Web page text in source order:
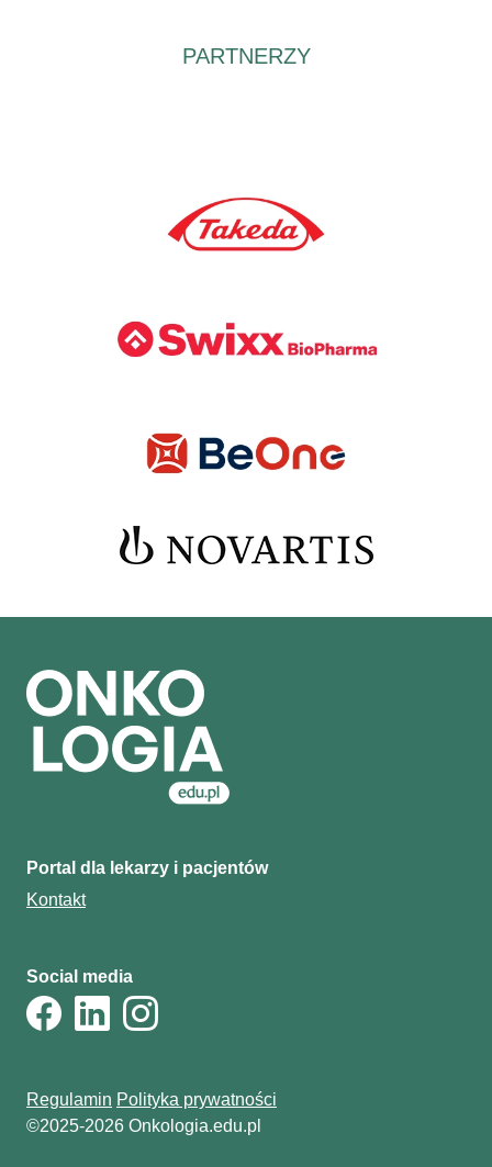
PARTNERZY
Portal dla lekarzy i pacjentów
Kontakt
Social media
Regulamin Polityka prywatności
©2025-2026 Onkologia.edu.pl